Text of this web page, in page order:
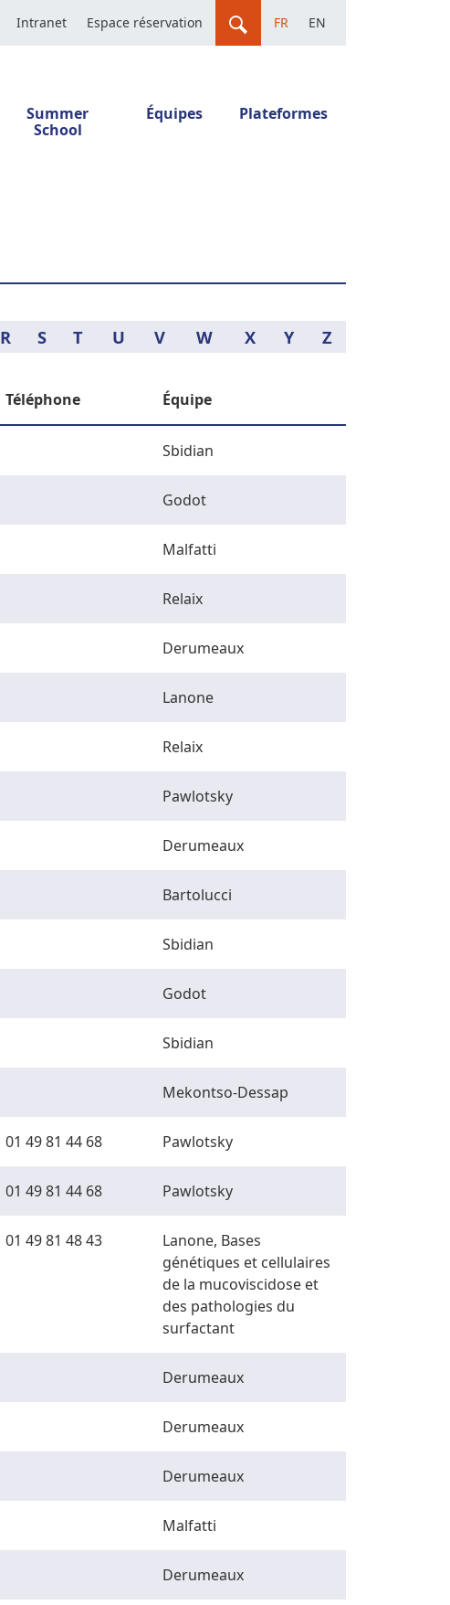
Intranet Espace réservation FR EN
Summer
School
Équipes Plateformes
R S T U V W X Y Z
Téléphone Équipe
Sbidian
Godot
Malfatti
Relaix
Derumeaux
Lanone
Relaix
Pawlotsky
Derumeaux
Bartolucci
Sbidian
Godot
Sbidian
Mekontso-Dessap
01 49 81 44 68 Pawlotsky
01 49 81 44 68 Pawlotsky
01 49 81 48 43
Lanone, Bases
génétiques et cellulaires
de la mucoviscidose et
des pathologies du
surfactant
Derumeaux
Derumeaux
Derumeaux
Malfatti
Derumeaux